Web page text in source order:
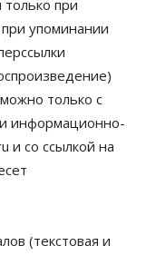
тротуары:
работы на
Новосибирске
только при
упоминании
только с
информационно-
и со ссылкой на
(текстовая и